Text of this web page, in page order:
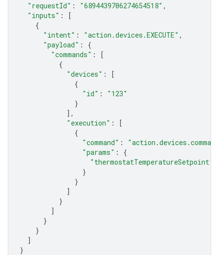
"requestId" : "6894439706274654518" ,
"inputs" :
[
{
"intent" : "action.devices.EXECUTE" ,
"payload" :
{
"commands" :
[
{
"devices" :
[
{
"id" :
"123"
}
],
"execution" :
[
{
"command" :
"params" :
{
"thermostatTemperatureSetpoint"
}
}
]
}
]
}
}
]
}